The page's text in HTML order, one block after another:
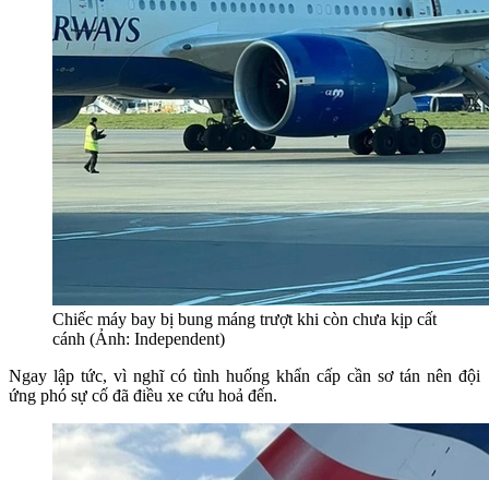
Chiếc máy bay bị bung máng trượt khi còn chưa kịp cất
cánh (Ảnh: Independent)
Ngay lập tức, vì nghĩ có tình huống khẩn cấp cần sơ tán nên đội
ứng phó sự cố đã điều xe cứu hoả đến.